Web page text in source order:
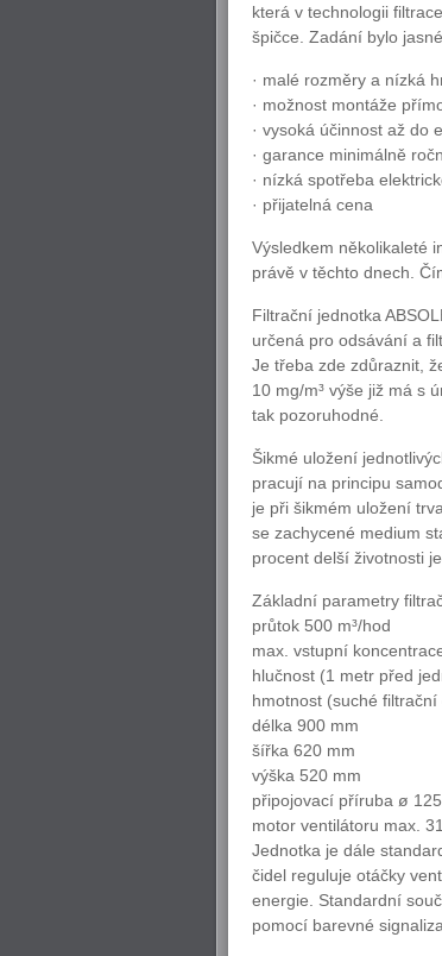
která v technologii
špičce. Zadání bylo
· malé rozměry a nízká
· možnost montáže
· vysoká účinnost až do
· garance minimálně
· nízká spotřeba
· přijatelná cena
Výsledkem několikaleté
právě v těchto dnech.
Filtrační jednotka
určená pro odsávání a
Je třeba zde zdůraznit,
10 mg/m³ výše již má s
tak pozoruhodné.
Šikmé uložení
pracují na principu
je při šikmém uložení
se zachycené medium
procent delší životnosti
Základní parametry
průtok 500 m³/hod
max. vstupní
hlučnost (1 metr před
hmotnost (suché
délka 900 mm
šířka 620 mm
výška 520 mm
připojovací příruba ø
motor ventilátoru max.
Jednotka je dále
čidel reguluje otáčky
energie. Standardní
pomocí barevné